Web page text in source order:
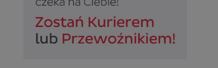
takich jak logowanie użytkownika i zarządzanie kontem. Bez
można prawidłowo korzystać ze strony internetowej.
Nazwa
Provider /
Domena